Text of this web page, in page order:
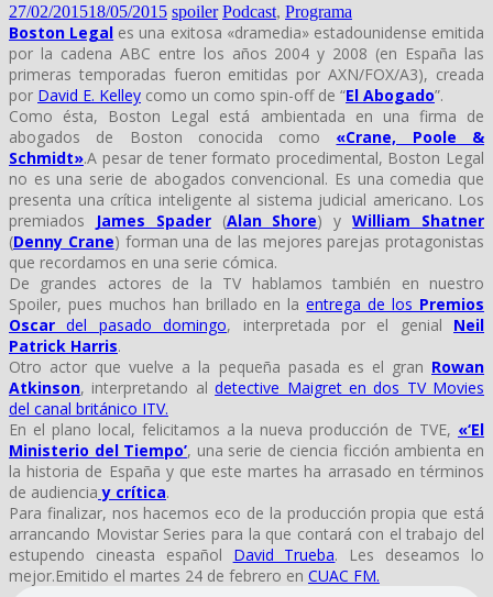
27/02/201518/05/2015 spoiler Podcast, Programa
Boston Legal es una exitosa «dramedia» estadounidense emitida
por la cadena ABC entre los años 2004 y 2008 (en España las
primeras temporadas fueron emitidas por AXN/FOX/A3), creada
por David E. Kelley como un como spin-off de “El Abogado”.
Como ésta, Boston Legal está ambientada en una firma de
abogados de Boston conocida como «Crane, Poole &
Schmidt».A pesar de tener formato procedimental, Boston Legal
no es una serie de abogados convencional. Es una comedia que
presenta una crítica inteligente al sistema judicial americano. Los
premiados
James Spader(Alan Shore) yWilliam Shatner
(Denny Crane) forman una de las mejores parejas protagonistas
que recordamos en una serie cómica.
De grandes actores de la TV hablamos también en nuestro
Spoiler, pues muchos han brillado en laentrega de los Premios
Oscar del pasado domingo, interpretada por el genial Neil
Patrick Harris.
Otro actor que vuelve a la pequeña pasada es el gran Rowan
Atkinson, interpretando aldetective Maigret en dos TV Movies
del canal británico ITV.
En el plano local, felicitamos a la nueva producción de TVE, «‘El
Ministerio del Tiempo’, una serie de ciencia ficción ambienta en
la historia de España y que este martes ha arrasado en términos
de audiencia y crítica.
Para finalizar, nos hacemos eco de la producción propia que está
arrancando Movistar Series para la que contará con el trabajo del
estupendo cineasta español David Trueba. Les deseamos lo
mejor.Emitido el martes 24 de febrero en CUAC FM.